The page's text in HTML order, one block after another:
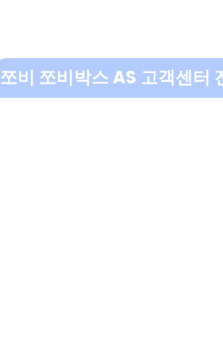
쪼비 쪼비박스 AS 고객센터